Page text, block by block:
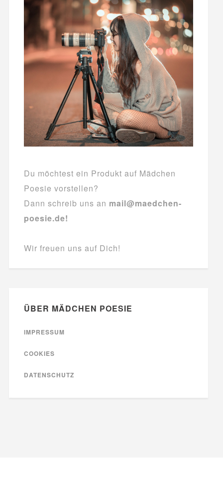
Du möchtest ein Produkt auf Mädchen
Poesie vorstellen?
Dann schreib uns an mail@maedchen-
poesie.de!
Wir freuen uns auf Dich!
ÜBER MÄDCHEN POESIE
IMPRESSUM
COOKIES
DATENSCHUTZ